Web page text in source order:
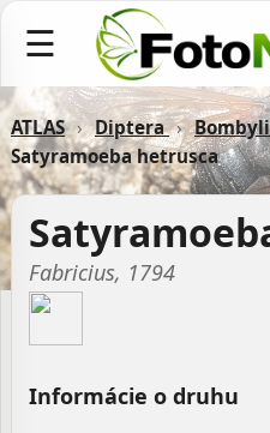
☰
ATLAS › Diptera ›
Satyramoeba hetrusca
Fabricius, 1794
Informácie o druhu